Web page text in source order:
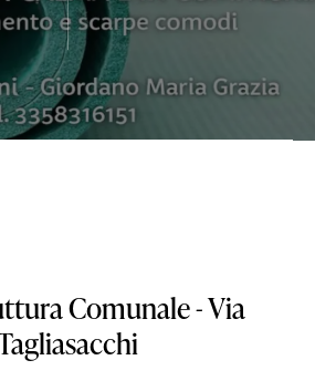
Comunale - Via